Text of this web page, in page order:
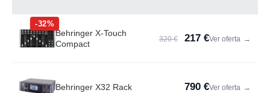
-32%
Behringer X-Touch
Compact
320 € 217 €Ver oferta →
Behringer X32 Rack 790 €Ver oferta →